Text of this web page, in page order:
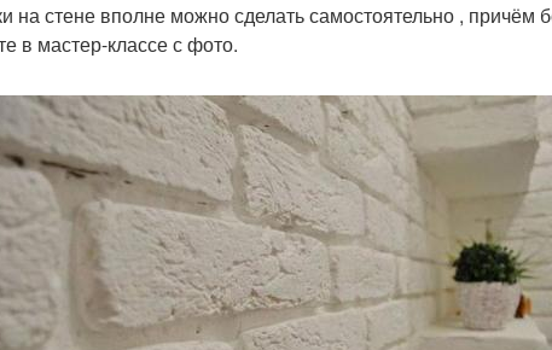
Стены в ванне Хлоркаучуковая краска
Краска для санузла Стен на кухне
на стене вполне можно сделать самостоятельно , причём
в мастер-классе с фото.